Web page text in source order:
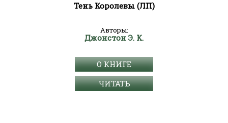
Тень Королевы (ЛП)
Авторы:
Джонстон Э. К.
О КНИГЕ
ЧИТАТЬ